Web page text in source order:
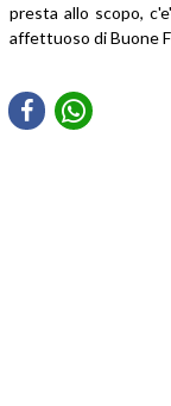
presta allo scopo,
affettuoso di Buone